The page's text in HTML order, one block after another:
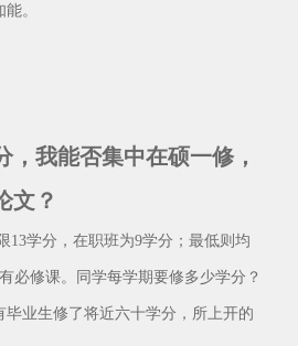
。
，我能否集中在硕一修，
文？
13学分，在职班为9学分；最低则均
必修课。同学每学期要修多少学分？
业生修了将近六十学分，所上开的